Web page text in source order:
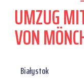
UMZUG
VON
Białystok